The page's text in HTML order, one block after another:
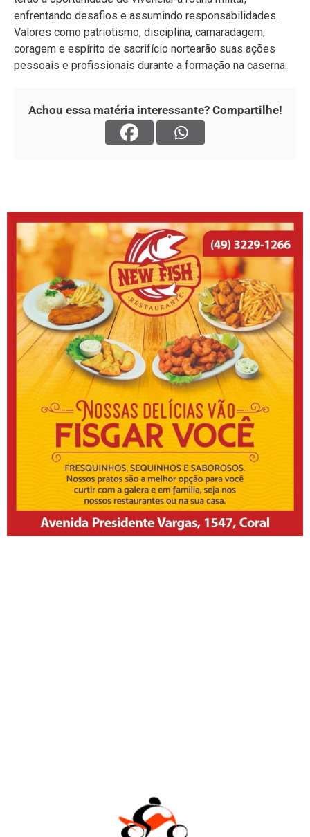
enfrentando desafios e assumindo responsabilidades.
Valores como patriotismo, disciplina, camaradagem,
coragem e espírito de sacrifício nortearão suas ações
pessoais e profissionais durante a formação na caserna.
Achou essa matéria interessante? Compartilhe!